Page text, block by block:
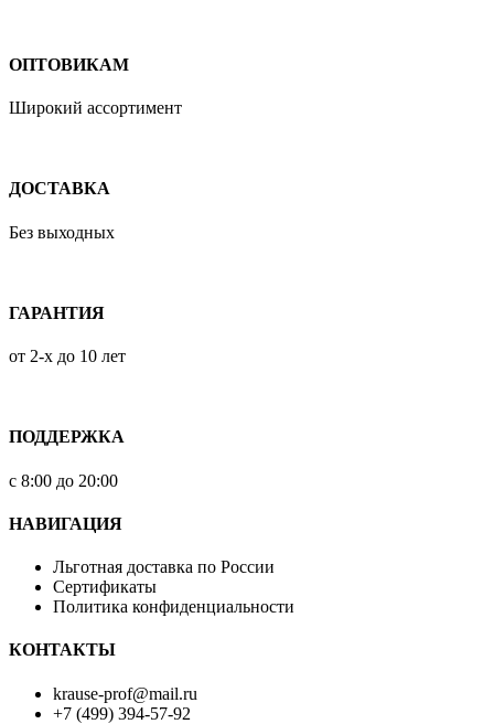
ОПТОВИКАМ
Широкий ассортимент
ДОСТАВКА
Без выходных
ГАРАНТИЯ
от 2-х до 10 лет
ПОДДЕРЖКА
с 8:00 до 20:00
НАВИГАЦИЯ
Льготная доставка по России
Сертификаты
Политика конфиденциальности
КОНТАКТЫ
krause-prof@mail.ru
+7 (499) 394-57-92